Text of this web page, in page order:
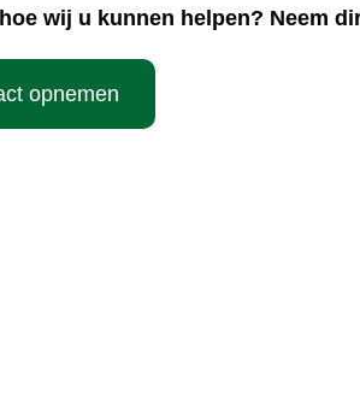
wij u kunnen helpen? Neem
opnemen